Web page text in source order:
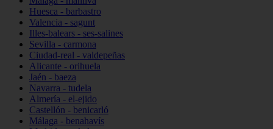
Huesca - barbastro
Valencia - sagunt
Illes-balears - ses-salines
Sevilla - carmona
Ciudad-real - valdepeñas
Alicante - orihuela
Jaén - baeza
Navarra - tudela
Almería - el-ejido
Castellón - benicarló
Málaga - benahavís